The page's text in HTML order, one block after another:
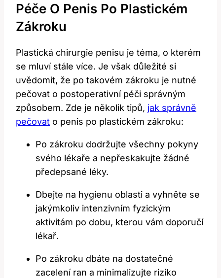
Péče O Penis ⁢po Plastickém
⁤zákroku
Plastická chirurgie penisu je téma, o kterém​
se ⁢mluví stále více. Je ‍však důležité si
‍uvědomit, že po‌ takovém zákroku je nutné
pečovat o postoperativní péči správným
způsobem. Zde je několik tipů, jak správně
pečovat o penis po plastickém zákroku:
Po zákroku dodržujte všechny pokyny
svého lékaře a nepřeskakujte‍ žádné
předepsané léky.
Dbejte ⁢na hygienu oblasti a vyhněte se
jakýmkoliv intenzivním fyzickým
aktivitám po ⁣dobu, kterou vám doporučí
lékař.
Po zákroku dbáte na dostatečné
zacelení ⁢ran a minimalizujte riziko